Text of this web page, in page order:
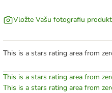
Vložte Vašu fotografiu
This is a stars rating area from
This is a stars rating area from
This is a stars rating area from